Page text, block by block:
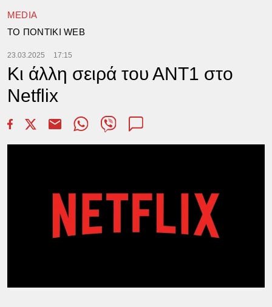
MEDIA
TΟ ΠΟΝΤΙΚΙ WEB
23.03.2025 17:15
Κι άλλη σειρά του ΑΝΤ1 στο
Netflix